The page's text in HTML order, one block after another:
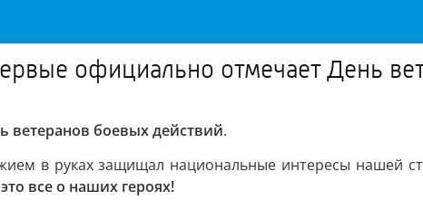
официально отмечает День
ветеранов боевых действий.
в руках защищал национальные интересы нашей
все о наших героях!